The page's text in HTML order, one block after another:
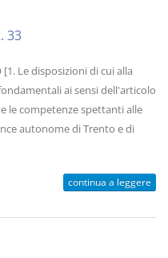
33
Le disposizioni di cui alla
ai sensi dell'articolo
le competenze spettanti alle
autonome di Trento e di
continua a leggere